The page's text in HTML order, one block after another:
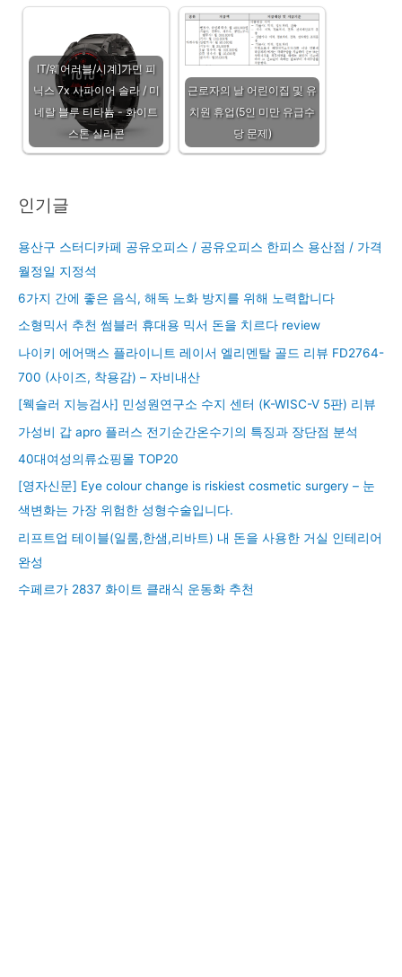
IT/웨어러블/시계]가민 피
닉스 7x 사파이어 솔라 / 미
네랄 블루 티타늄 - 화이트
스톤 실리콘
근로자의 날 어린이집 및 유
치원 휴업(5인 미만 유급수
당 문제)
인기글
용산구 스터디카페 공유오피스 / 공유오피스 한피스 용산점 / 가격
월정일 지정석
6가지 간에 좋은 음식, 해독 노화 방지를 위해 노력합니다
소형믹서 추천 썸블러 휴대용 믹서 돈을 치르다 review
나이키 에어맥스 플라이니트 레이서 엘리멘탈 골드 리뷰 FD2764-
700 (사이즈, 착용감) – 자비내산
[웩슬러 지능검사] 민성원연구소 수지 센터 (K-WISC-V 5판) 리뷰
가성비 갑 apro 플러스 전기순간온수기의 특징과 장단점 분석
40대여성의류쇼핑몰 TOP20
[영자신문] Eye colour change is riskiest cosmetic surgery – 눈
색변화는 가장 위험한 성형수술입니다.
리프트업 테이블(일룸,한샘,리바트) 내 돈을 사용한 거실 인테리어
완성
수페르가 2837 화이트 클래식 운동화 추천